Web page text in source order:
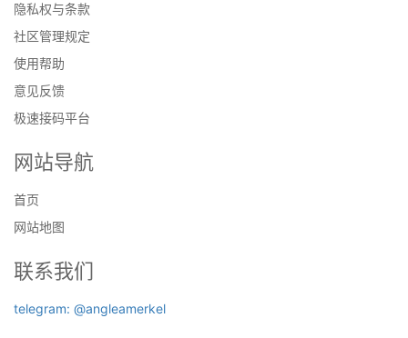
隐私权与条款
社区管理规定
使用帮助
意见反馈
极速接码平台
网站导航
首页
网站地图
联系我们
telegram: @angleamerkel